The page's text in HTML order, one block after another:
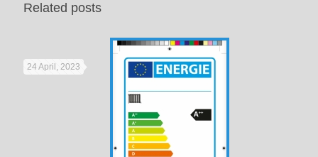
Related posts
24 April, 2023